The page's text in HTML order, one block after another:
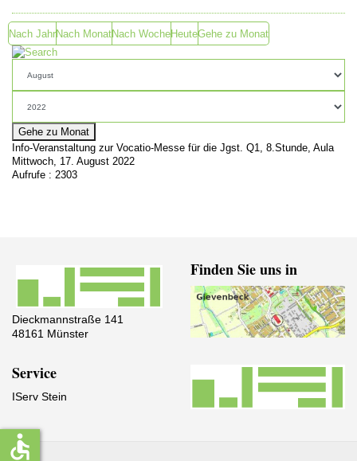
Nach JahrNach MonatNach WocheHeuteGehe zu Monat
Gehe zu Monat
Info-Veranstaltung zur Vocatio-Messe für die Jgst. Q1, 8.Stunde, Aula
Mittwoch, 17. August 2022
Aufrufe : 2303
Dieckmannstraße 141
48161 Münster
Finden Sie uns in
Service
IServ Stein
accessible